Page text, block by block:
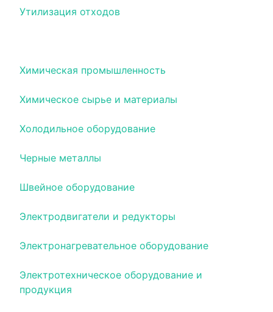
Утилизация отходов
Химическая промышленность
Химическое сырье и материалы
Холодильное оборудование
Черные металлы
Швейное оборудование
Электродвигатели и редукторы
Электронагревательное оборудование
Электротехническое оборудование и
продукция